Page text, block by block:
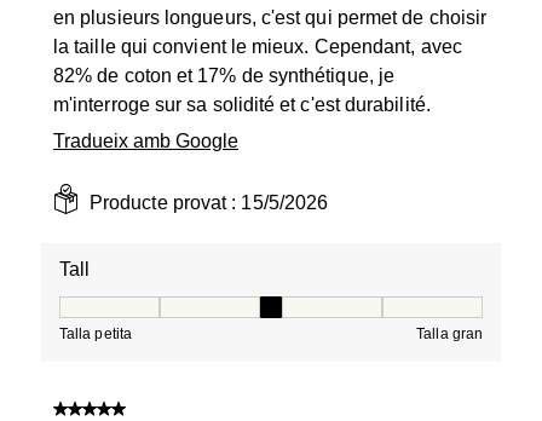
en plusieurs longueurs, c'est qui permet de choisir
la taille qui convient le mieux. Cependant, avec
82% de coton et 17% de synthétique, je
m'interroge sur sa solidité et c'est durabilité.
Tradueix amb Google
Producte provat : 15/5/2026
Tall
Talla petita Talla gran
5 de 5 estrelles.